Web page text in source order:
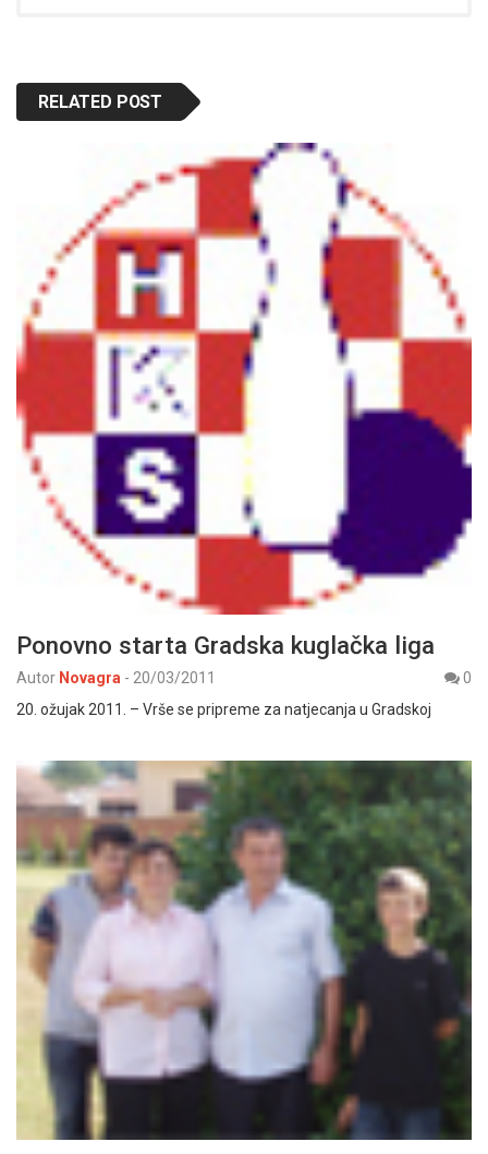
RELATED POST
Ponovno starta Gradska kuglačka liga
Autor Novagra - 20/03/2011
0
20. ožujak 2011. – Vrše se pripreme za natjecanja u Gradskoj